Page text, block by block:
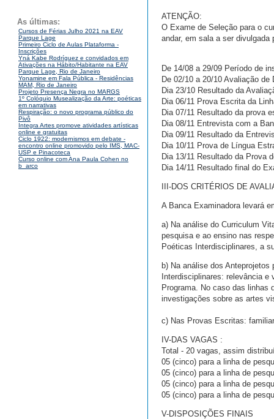
As últimas:
Cursos de Férias Julho 2021 na EAV
Parque Lage
Primeiro Ciclo de Aulas Plataforma -
Inscrições
Yná Kabe Rodríguez e convidados em
Ativações na Hábito/Habitante na EAV
Parque Lage, Rio de Janeiro
Yonamine em Fala Pública - Residências
MAM, Rio de Janeiro
Projeto Presença Negra no MARGS
1º Colóquio Musealização da Arte: poéticas
em narrativas
Respiração: o novo programa público do
Pivô
Integra Artes promove atividades artísticas
online e gratuitas
Ciclo 1922: modernismos em debate -
encontro online promovido pelo IMS, MAC-
USP e Pinacoteca
Curso online com Ana Paula Cohen no
b_arco
ATENÇÃO:
O Exame de Seleção para o
andar, em sala a ser divulgada
De 14/08 a 29/09 Período de
De 02/10 a 20/10 Avaliação
Dia 23/10 Resultado da
Dia 06/11 Prova Escrita da
Dia 07/11 Resultado da prova
Dia 08/11 Entrevista com a
Dia 09/11 Resultado da
Dia 10/11 Prova de Língua
Dia 13/11 Resultado da Prova
Dia 14/11 Resultado final do
III-DOS CRITÉRIOS DE
A Banca Examinadora levará
a) Na análise do Curriculum
pesquisa e ao ensino nas
Poéticas Interdisciplinares, a
b) Na análise dos
Interdisciplinares: relevância
Programa. No caso das linhas
investigações sobre as artes
c) Nas Provas Escritas:
IV-DAS VAGAS :
Total - 20 vagas, assim
05 (cinco) para a linha de
05 (cinco) para a linha de
05 (cinco) para a linha de
05 (cinco) para a linha de
V-DISPOSIÇÕES FINAIS